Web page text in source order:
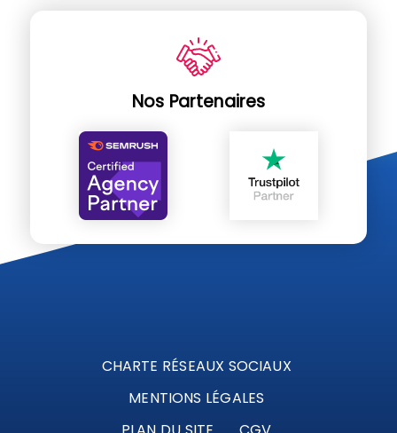
Nos Partenaires
CHARTE RÉSEAUX SOCIAUX
MENTIONS LÉGALES